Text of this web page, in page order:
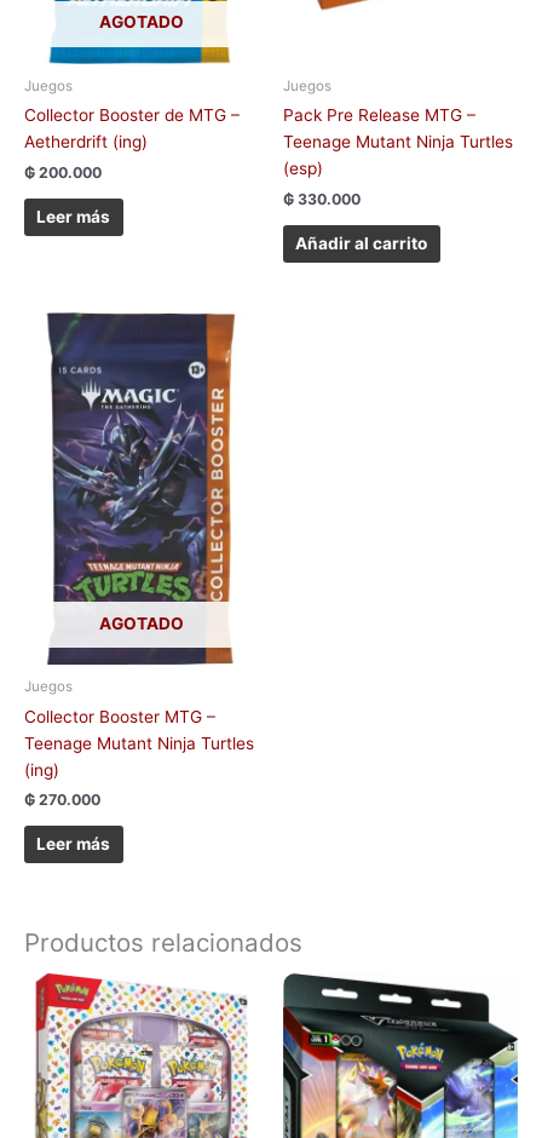
AGOTADO
Juegos
Collector Booster de MTG –
Aetherdrift (ing)
₲ 200.000
Leer más
Juegos
Pack Pre Release MTG –
Teenage Mutant Ninja Turtles
(esp)
₲ 330.000
Añadir al carrito
AGOTADO
Juegos
Collector Booster MTG –
Teenage Mutant Ninja Turtles
(ing)
₲ 270.000
Leer más
Productos relacionados